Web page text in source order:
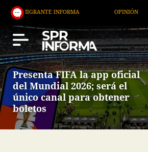
INFORMA
Presenta FIFA la app oficial
del Mundial 2026; será el
único canal para obtener
boletos